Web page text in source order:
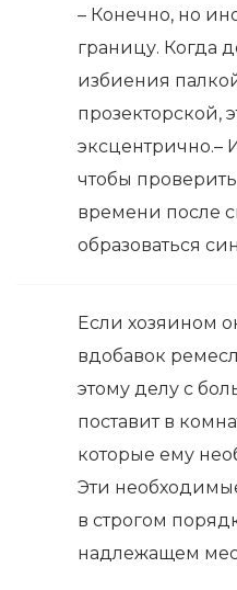
– Конечно, но
границу. Когда
избиения
прозекторской,
эксцентрично.–
чтобы
времени после
образоваться
Если хозяином
вдобавок
этому делу с
поставит в
которые ему
Эти
в строгом
надлежащем